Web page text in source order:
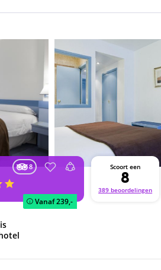
8
Vanaf239,-
Scoort een
8
389 beoordelingen